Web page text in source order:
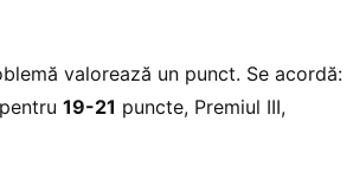
valorează un punct. Se acordă:
19-21 puncte, Premiul III,